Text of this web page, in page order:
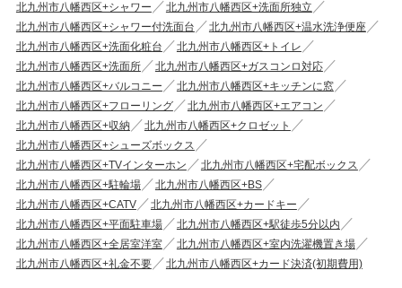
北九州市八幡西区+シャワー
北九州市八幡西区+洗面所独立
北九州市八幡西区+シャワー付洗面台
北九州市八幡西区+温水洗浄便座
北九州市八幡西区+洗面化粧台
北九州市八幡西区+トイレ
北九州市八幡西区+洗面所
北九州市八幡西区+ガスコンロ対応
北九州市八幡西区+バルコニー
北九州市八幡西区+キッチンに窓
北九州市八幡西区+フローリング
北九州市八幡西区+エアコン
北九州市八幡西区+収納
北九州市八幡西区+クロゼット
北九州市八幡西区+シューズボックス
北九州市八幡西区+TVインターホン
北九州市八幡西区+宅配ボックス
北九州市八幡西区+駐輪場
北九州市八幡西区+BS
北九州市八幡西区+CATV
北九州市八幡西区+カードキー
北九州市八幡西区+平面駐車場
北九州市八幡西区+駅徒歩5分以内
北九州市八幡西区+全居室洋室
北九州市八幡西区+室内洗濯機置き場
北九州市八幡西区+礼金不要
北九州市八幡西区+カード決済(初期費用)